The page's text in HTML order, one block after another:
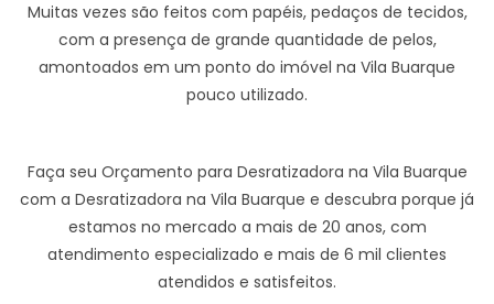
Muitas vezes são feitos com papéis, pedaços de tecidos,
com a presença de grande quantidade de pelos,
amontoados em um ponto do imóvel na Vila Buarque
pouco utilizado.
Faça seu Orçamento para Desratizadora na Vila Buarque
com a Desratizadora na Vila Buarque e descubra porque já
estamos no mercado a mais de 20 anos, com
atendimento especializado e mais de 6 mil clientes
atendidos e satisfeitos.